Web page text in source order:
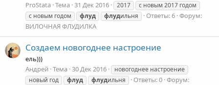
ProStata Тема 31 Дек 2016 2017
с новым 2017 годом
с новым годом
флуд флудильня Ответы: 6 Форум:
ВИЛОЧНАЯ ФЛУДИЛКА
Создаем новогоднее настроение
ель)))
Андрей Тема 30 Дек 2016
новогоднее настроение
новый год
флуд флудильня Ответы: 0 Форум: